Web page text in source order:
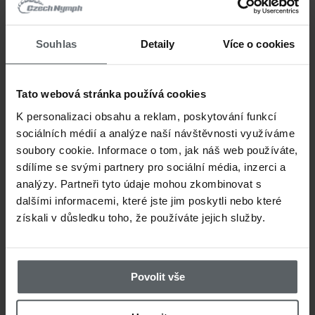
Souhlas Detaily Více o cookies
Tato webová stránka používá cookies
K personalizaci obsahu a reklam, poskytování funkcí
sociálních médií a analýze naší návštěvnosti využíváme
soubory cookie. Informace o tom, jak náš web používáte,
sdílíme se svými partnery pro sociální média, inzerci a
analýzy. Partneři tyto údaje mohou zkombinovat s
dalšími informacemi, které jste jim poskytli nebo které
získali v důsledku toho, že používáte jejich služby.
Povolit vše
sama o sobě dokáže vyplašit. To platí
vodě a na klidné hladině. Proúspěchje
abymuška dopadla jemně jako
přirozeněpo delší dobu.
Další situací, kterávyžaduje delší drifty
proudy, kde pstruzi často stojí v
Právě zdenávazecSuper Dryvyniká
delšího tippetu lze snadno vytvořit
Díky možnosti přizpůsobení vlastním
návazec Super Dry navržen jako
univerzální. Stačí navázattippetový